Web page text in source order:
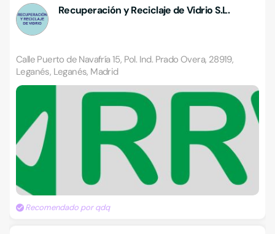
Recuperación y Reciclaje de Vidrio S.L.
Calle Puerto de Navafría 15, Pol. Ind. Prado Overa, 28919,
Leganés, Leganés, Madrid
Recomendado por qdq